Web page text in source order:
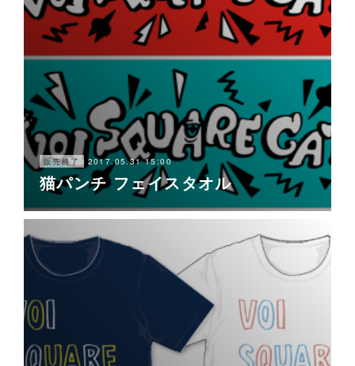
販売終了 2017.05.31 15:00
猫パンチ フェイスタオル